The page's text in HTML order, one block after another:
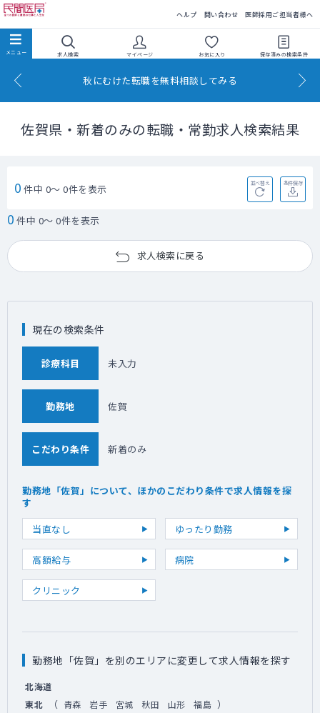
ヘルプ 問い合わせ 医師採用ご担当者様へ
求人検索 マイページ お気に入り 保存済みの検索条件
秋にむけた転職を無料相談してみる
佐賀県・新着のみの転職・常勤求人検索結果
0 件中 0～ 0件を表示 並べ替え 条件保存
0 件中 0～ 0件を表示
求人検索に戻る
現在の検索条件
診療科目 未入力
勤務地 佐賀
こだわり条件 新着のみ
勤務地「佐賀」について、ほかのこだわり条件で求人情報を探
す
当直なし
ゆったり勤務
高額給与 病院
クリニック
勤務地「佐賀」を別のエリアに変更して求人情報を探す
北海道
東北
（ 青森 岩手 宮城 秋田 山形 福島 ）